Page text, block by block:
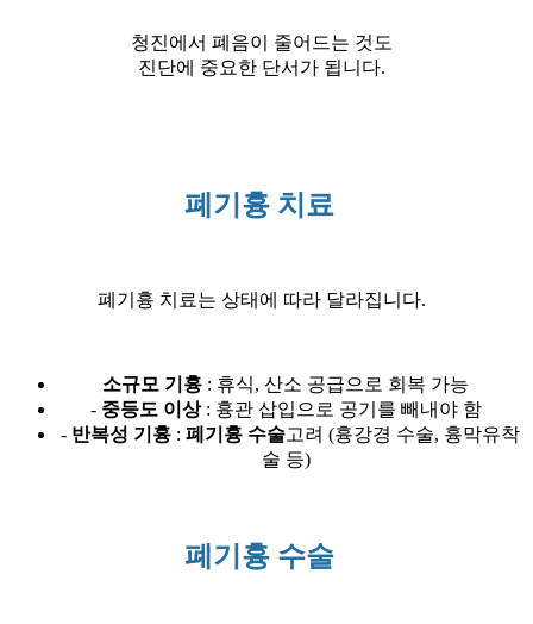
청진에서 폐음이 줄어드는 것도
진단에 중요한 단서가 됩니다.
폐기흉 치료
폐기흉 치료는 상태에 따라 달라집니다.
소규모 기흉 : 휴식, 산소 공급으로 회복 가능
- 중등도 이상 : 흉관 삽입으로 공기를 빼내야 함
- 반복성 기흉 : 폐기흉 수술고려 (흉강경 수술, 흉막유착
술 등)
폐기흉 수술